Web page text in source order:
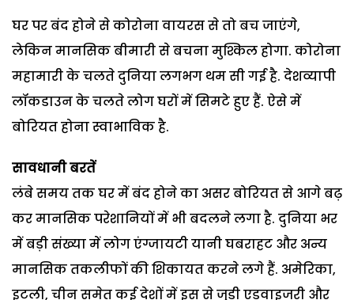
घर पर बंद होने से कोरोना वायरस से तो बच जाएंगे,
लेकिन मानसिक बीमारी से बचना मुश्किल होगा. कोरोना
महामारी के चलते दुनिया लगभग थम सी गई है. देशव्यापी
लॉकडाउन के चलते लोग घरों में सिमटे हुए हैं. ऐसे में
बोरियत होना स्वाभाविक है.
सावधानी बरतें
लंबे समय तक घर में बंद होने का असर बोरियत से आगे बढ़
कर मानसिक परेशानियों में भी बदलने लगा है. दुनिया भर
में बड़ी संख्या में लोग एंग्जायटी यानी घबराहट और अन्य
मानसिक तकलीफों की शिकायत करने लगे हैं. अमेरिका,
इटली, चीन समेत कई देशों में इस से जुड़ी एडवाइजरी और